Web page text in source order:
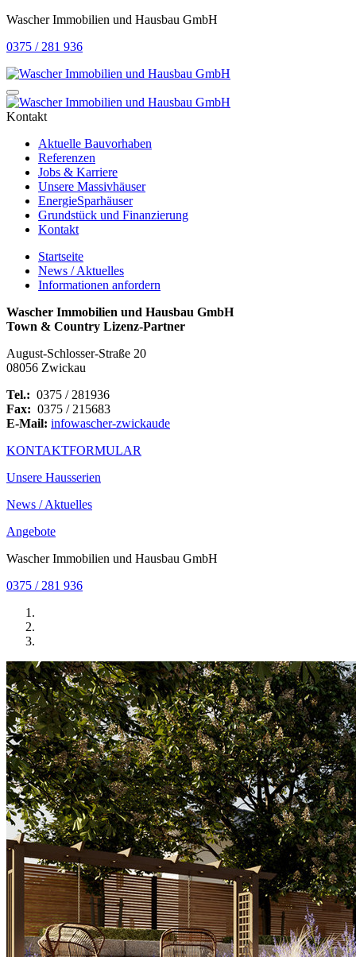
Wascher Immobilien und Hausbau GmbH
0375 / 281 936
Kontakt
Aktuelle Bauvorhaben
Referenzen
Jobs & Karriere
Unsere Massivhäuser
EnergieSparhäuser
Grundstück und Finanzierung
Kontakt
Startseite
News / Aktuelles
Informationen anfordern
Wascher Immobilien und Hausbau GmbH
Town & Country Lizenz-Partner
August-Schlosser-Straße 20
08056 Zwickau
Tel.: 0375 / 281936
Fax: 0375 / 215683
E-Mail: infowascher-zwickaude
KONTAKTFORMULAR
Unsere Hausserien
News / Aktuelles
Angebote
Wascher Immobilien und Hausbau GmbH
0375 / 281 936